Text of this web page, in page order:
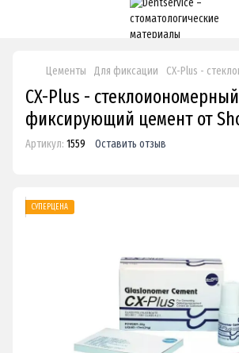
Цементы Для фиксации CX-Plus -
CX-Plus - стеклоиономерный
фиксирующий цемент от
Артикул: 1559 Оставить отзыв
СУПЕРЦЕНА